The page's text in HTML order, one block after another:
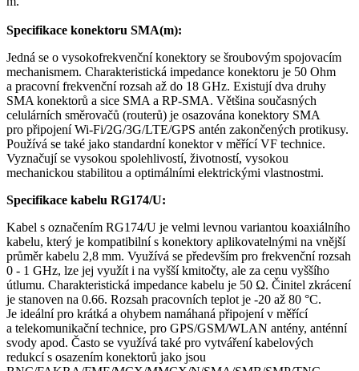
Specifikace konektoru SMA(m):
Jedná se o vysokofrekvenčníkonektory se šroubovým spojovacím
mechanismem. Charakteristická impedance konektoru je 50 Ohm
a pracovní frekvenční rozsah až do 18 GHz. Existují dva druhy
SMA konektorů a sice SMA a RP-SMA. Většina současných
celulárních směrovačů (routerů) je osazována konektory SMA
pro připojeníWi-Fi/2G/3G/LTE/GPS antén zakončených protikusy.
Používá se také jako standardníkonektorv měřící VF technice.
Vyznačují se vysokou spolehlivostí, životností, vysokou
mechanickou stabilitou a optimálními elektrickými vlastnostmi.
Specifikace kabelu RG174/U:
Kabel s označením RG174/U je velmi levnou variantou koaxiálního
kabelu, který je kompatibilní s konektory aplikovatelnými na vnější
průměr kabelu 2,8 mm. Využívá se především pro frekvenční rozsah
0 - 1 GHz, lze jej využít i na vyšší kmitočty, ale za cenu vyššího
útlumu. Charakteristická impedance kabelu je 50 Ω. Činitel zkrácení
je stanoven na 0.66. Rozsah pracovních teplot je -20 až 80 °C.
Je ideální pro krátká a ohybem namáhaná připojení v měřící
a telekomunikační technice, pro GPS/GSM/WLAN antény, anténní
svody apod. Často se využívá také pro vytváření kabelových
redukcí s osazením konektorů jako jsou